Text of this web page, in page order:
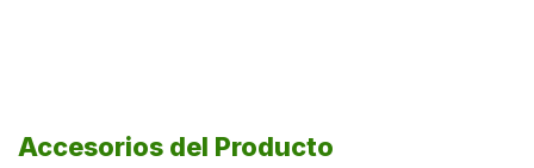
Accesorios del Producto